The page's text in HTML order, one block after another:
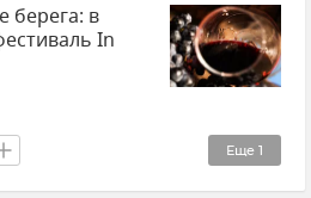
в Крыму
берега: в
In
Еще 1